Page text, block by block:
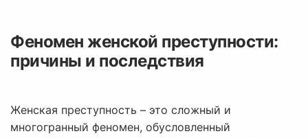
Феномен женской преступности:
причины и последствия
Женская преступность – это сложный и
многогранный феномен, обусловленный